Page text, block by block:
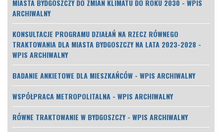
MIASTA BYDGOSZCZY DO ZMIAN KLIMATU DO ROKU 2030 - WPIS
ARCHIWALNY
KONSULTACJE PROGRAMU DZIAŁAŃ NA RZECZ RÓWNEGO
TRAKTOWANIA DLA MIASTA BYDGOSZCZY NA LATA 2023-2028 -
WPIS ARCHIWALNY
BADANIE ANKIETOWE DLA MIESZKAŃCÓW - WPIS ARCHIWALNY
WSPÓŁPRACA METROPOLITALNA - WPIS ARCHIWALNY
RÓWNE TRAKTOWANIE W BYDGOSZCZY - WPIS ARCHIWALNY